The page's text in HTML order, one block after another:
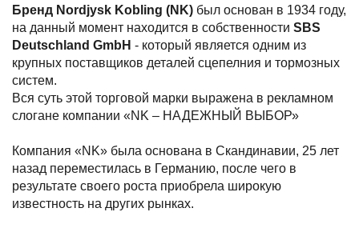
Бренд Nordjysk Kobling (NK) был основан в 1934 году,
на данный момент находится в собственности SBS
Deutschland GmbH - который является одним из
крупных поставщиков деталей сцепелния и тормозных
систем.
Вся суть этой торговой марки выражена в рекламном
слогане компании «NK – НАДЕЖНЫЙ ВЫБОР»
Компания «NK» была основана в Скандинавии, 25 лет
назад переместилась в Германию, после чего в
результате своего роста приобрела широкую
известность на других рынках.